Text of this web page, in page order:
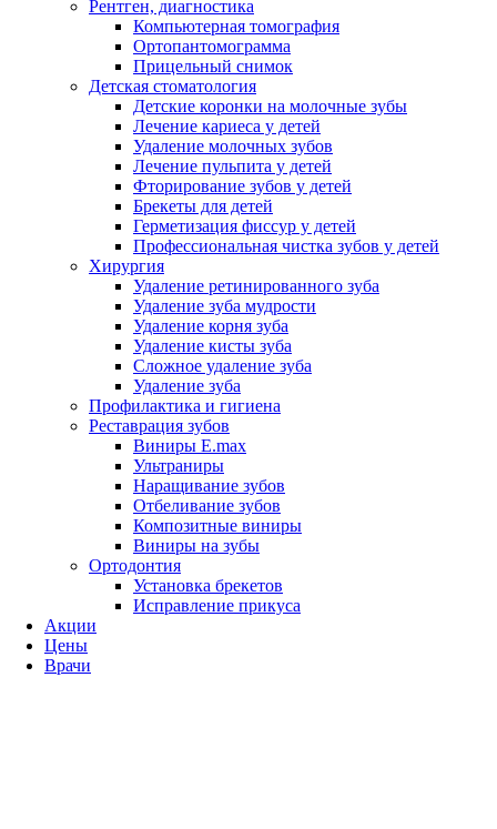
Рентген, диагностика
Компьютерная томография
Ортопантомограмма
Прицельный снимок
Детская стоматология
Детские коронки на молочные зубы
Лечение кариеса у детей
Удаление молочных зубов
Лечение пульпита у детей
Фторирование зубов у детей
Брекеты для детей
Герметизация фиссур у детей
Профессиональная чистка зубов у детей
Хирургия
Удаление ретинированного зуба
Удаление зуба мудрости
Удаление корня зуба
Удаление кисты зуба
Сложное удаление зуба
Удаление зуба
Профилактика и гигиена
Реставрация зубов
Виниры E.max
Ультраниры
Наращивание зубов
Отбеливание зубов
Композитные виниры
Виниры на зубы
Ортодонтия
Установка брекетов
Исправление прикуса
Акции
Цены
Врачи